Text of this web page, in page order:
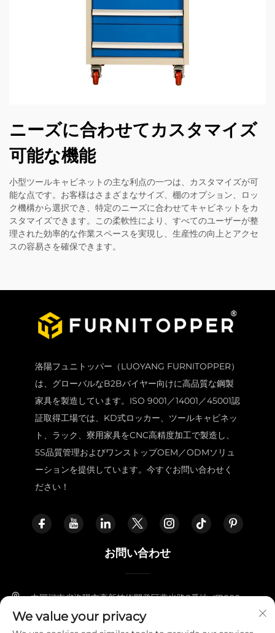
ニーズに合わせてカスタマイズ
可能な機能
小型ツールキャビネットの主な利点の一つは、カスタマイズが可
能な点です。お客様はさまざまなサイズ、棚のオプション、ロッ
ク機構から選択でき、特定のニーズに合わせてキャビネットをカ
スタマイズできます。この柔軟性により、すべてのユーザーが整
理された効率的な作業スペースを実現し、生産性の向上とアクセ
スの容易さを確保できます。
洛陽フュニトッパー（LUOYANG FURNITOPPER）
は、グローバルなB2Bバイヤー向けに高品質な鋼製
家具を製造しています。ISO 9001／14001／45001認
証取得工場では、KD式ロッカー、ツールキャビネッ
ト、ラック、寮用家具をCNC高精度加工で製造し、
5S品質管理およびワンストップOEM／ODMソリュ
ーションを提供しています。今すぐお問い合わせく
ださい！
お問い合わせ
中国河南省洛陽市高新技術開発区燕光路8番地 471000
+86-18338800729
We value your privacy